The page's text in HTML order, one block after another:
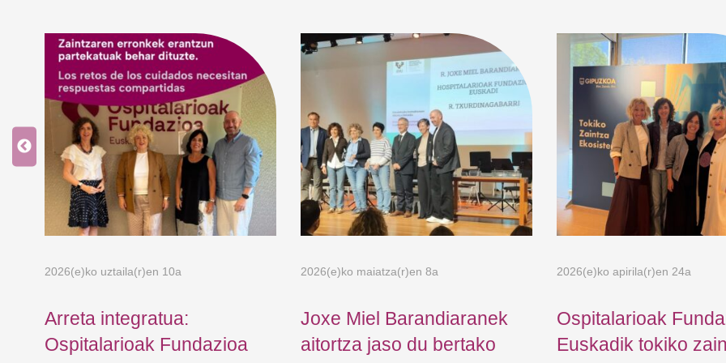
2026(e)ko uztaila(r)en 10a
Arreta integratua:
Ospitalarioak Fundazioa
2026(e)ko maiatza(r)en 8a
Joxe Miel Barandiaranek
aitortza jaso du bertako
2026(e)ko apirila(r)en 24a
Ospitalarioak
Euskadik tokiko